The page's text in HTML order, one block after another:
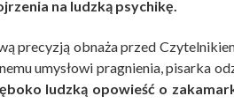
na ludzką psychikę.
precyzją obnaża przed
umysłowi pragnienia, pisarka
ludzką opowieść o